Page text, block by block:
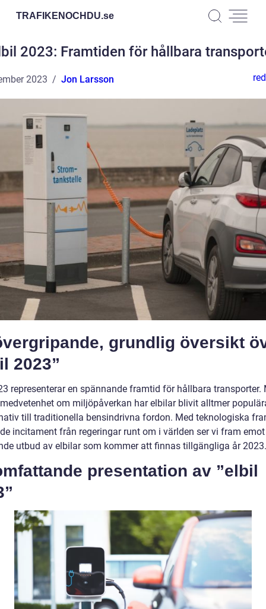
TRAFIKENOCHDU.se
2023: Framtiden för hållbara
2023 Jon Larsson
grundlig översikt
2023”
representerar en spännande framtid för hållbara transporter.
om miljöpåverkan har elbilar blivit alltmer
till traditionella bensindrivna fordon. Med teknologiska
incitament från regeringar runt om i världen ser vi fram
utbud av elbilar som kommer att finnas tillgängliga år 2023.
presentation av ”elbil